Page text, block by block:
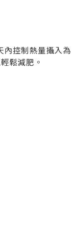
內控制熱量攝入為
鬆減肥。